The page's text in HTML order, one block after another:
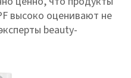
высоко оценивают не
beauty-